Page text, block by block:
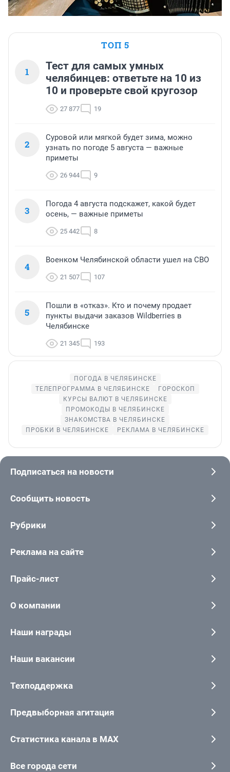
ТОП 5
1
Тест для самых умных
челябинцев: ответьте на 10 из
10 и проверьте свой кругозор
27 877 19
2
Суровой или мягкой будет зима, можно
узнать по погоде 5 августа — важные
приметы
26 944 9
3
Погода 4 августа подскажет, какой будет
осень, — важные приметы
25 442 8
4
Военком Челябинской области ушел на СВО
21 507 107
5
Пошли в «отказ». Кто и почему продает
пункты выдачи заказов Wildberries в
Челябинске
21 345 193
ПОГОДА В ЧЕЛЯБИНСКЕ
ТЕЛЕПРОГРАММА В ЧЕЛЯБИНСКЕ
ГОРОСКОП
КУРСЫ ВАЛЮТ В ЧЕЛЯБИНСКЕ
ПРОМОКОДЫ В ЧЕЛЯБИНСКЕ
ЗНАКОМСТВА В ЧЕЛЯБИНСКЕ
ПРОБКИ В ЧЕЛЯБИНСКЕ
РЕКЛАМА В ЧЕЛЯБИНСКЕ
Подписаться на новости
Сообщить новость
Рубрики
Реклама на сайте
Прайс-лист
О компании
Наши награды
Наши вакансии
Техподдержка
Предвыборная агитация
Статистика канала в MAX
Все города сети